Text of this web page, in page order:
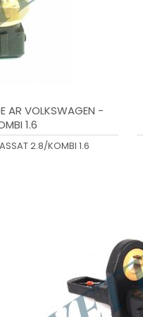
AR VOLKSWAGEN -
1.6
2.8/KOMBI 1.6